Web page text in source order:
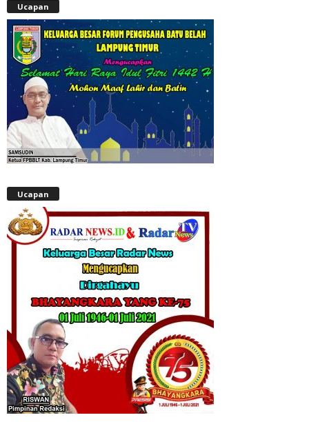
Ucapan
Ucapan